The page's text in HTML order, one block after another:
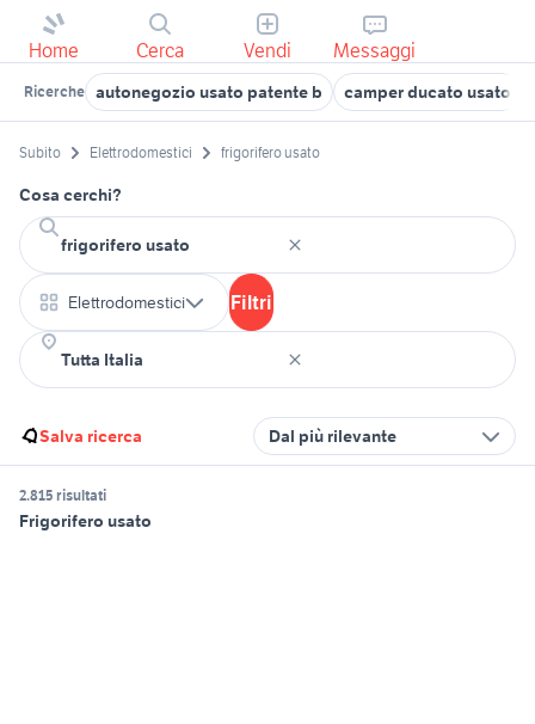
Home Cerca Vendi Messaggi
Ricerche autonegozio usato patente b camper ducato usato
Subito Elettrodomestici frigorifero usato
Cosa cerchi?
Elettrodomestici Filtri
Salva ricerca Dal più rilevante
2.815 risultati
Frigorifero usato